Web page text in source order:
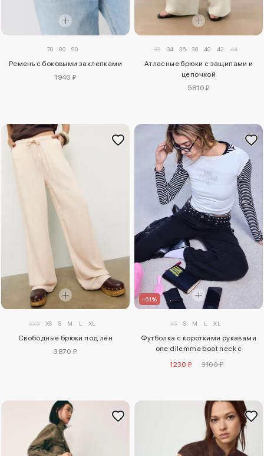
70 80 90
Ремень с боковыми заклепками
1940 ₽
32 34 36 38 40 42 44
Атласные брюки с защипами и
цепочкой
5810 ₽
XXS XS S M L XL
Свободные брюки под лён
3870 ₽
–61%
XS S M L XL
Футболка с короткими рукавами
one dilemma boat neck с
1230 ₽ 3100 ₽